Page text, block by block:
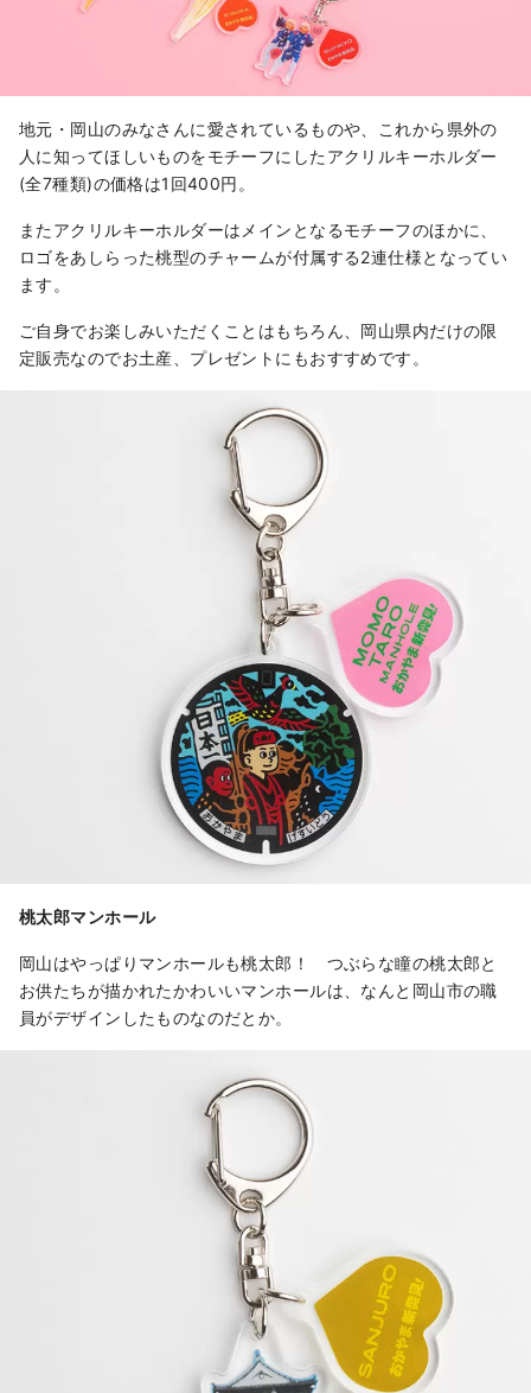
地元・岡山のみなさんに愛されているものや、これから県外の
人に知ってほしいものをモチーフにしたアクリルキーホルダー
(全7種類)の価格は1回400円。
またアクリルキーホルダーはメインとなるモチーフのほかに、
ロゴをあしらった桃型のチャームが付属する2連仕様となってい
ます。
ご自身でお楽しみいただくことはもちろん、岡山県内だけの限
定販売なのでお土産、プレゼントにもおすすめです。
桃太郎マンホール
岡山はやっぱりマンホールも桃太郎！ つぶらな瞳の桃太郎と
お供たちが描かれたかわいいマンホールは、なんと岡山市の職
員がデザインしたものなのだとか。